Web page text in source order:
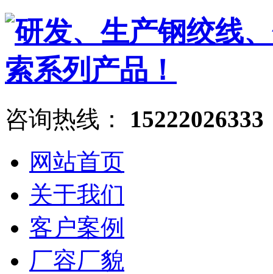
咨询热线：
15222026333
网站首页
关于我们
客户案例
厂容厂貌